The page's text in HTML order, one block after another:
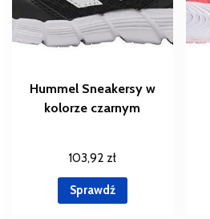
Hummel Sneakersy w
kolorze czarnym
103,92 zł
Sprawdź